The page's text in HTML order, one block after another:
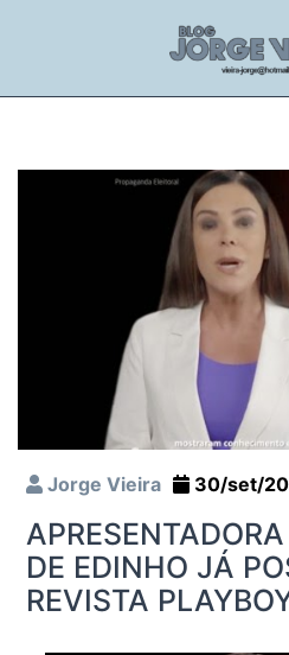
Jorge Vieira 30/set/
DE EDINHO JÁ
REVISTA